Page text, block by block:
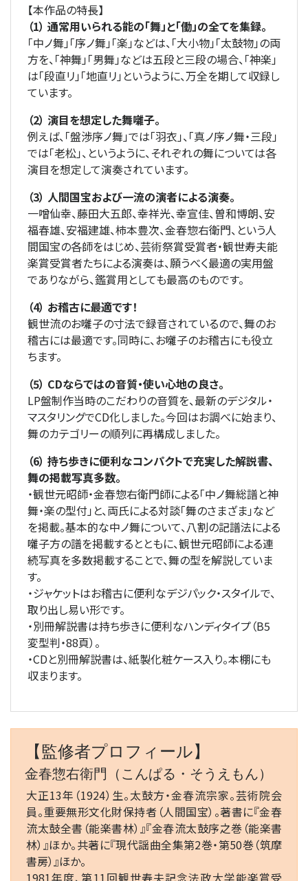
【本作品の特長】
（1） 通常用いられる能の「舞」と「働」の全てを集録。
「中ノ舞」「序ノ舞」「楽」などは、「大小物」「太鼓物」の両
方を、「神舞」「男舞」などは五段と三段の場合、「神楽」
は「段直リ」「地直リ」というように、万全を期して収録し
ています。
（2） 演目を想定した舞囃子。
例えば、「盤渉序ノ舞」では「羽衣」、「真ノ序ノ舞・三段」
では「老松」、というように、それぞれの舞については各
演目を想定して演奏されています。
（3） 人間国宝および一流の演者による演奏。
一噌仙幸、藤田大五郎、幸祥光、幸宣佳、曽和博朗、安
福春雄、安福建雄、柿本豊次、金春惣右衛門、という人
間国宝の各師をはじめ、芸術祭賞受賞者・観世寿夫能
楽賞受賞者たちによる演奏は、願うべく最適の実用盤
でありながら、鑑賞用としても最高のものです。
（4） お稽古に最適です！
観世流のお囃子の寸法で録音されているので、舞のお
稽古には最適です。同時に、お囃子のお稽古にも役立
ちます。
（5） CDならではの音質・使い心地の良さ。
LP盤制作当時のこだわりの音質を、最新のデジタル・
マスタリングでCD化しました。今回はお調べに始まり、
舞のカテゴリーの順列に再構成しました。
（6） 持ち歩きに便利なコンパクトで充実した解説書、
舞の掲載写真多数。
・観世元昭師・金春惣右衛門師による「中ノ舞総譜と神
舞・楽の型付」と、両氏による対談「舞のさまざま」など
を掲載。基本的な中ノ舞について、八割の記譜法による
囃子方の譜を掲載するとともに、観世元昭師による連
続写真を多数掲載することで、舞の型を解説していま
す。
・ジャケットはお稽古に便利なデジパック・スタイルで、
取り出し易い形です。
・別冊解説書は持ち歩きに便利なハンディタイプ（B5
変型判・88頁）。
・CDと別冊解説書は、紙製化粧ケース入り。本棚にも
収まります。
【監修者プロフィール】
金春惣右衛門（こんぱる・そうえもん）
大正13年（1924）生。太鼓方・金春流宗家。芸術院会
員。重要無形文化財保持者（人間国宝）。著書に『金春
流太鼓全書（能楽書林）』『金春流太鼓序之巻（能楽書
林）』ほか。共著に『現代謡曲全集第2巻・第50巻（筑摩
書房）』ほか。
1981年度、第11回観世寿夫記念法政大学能楽賞受